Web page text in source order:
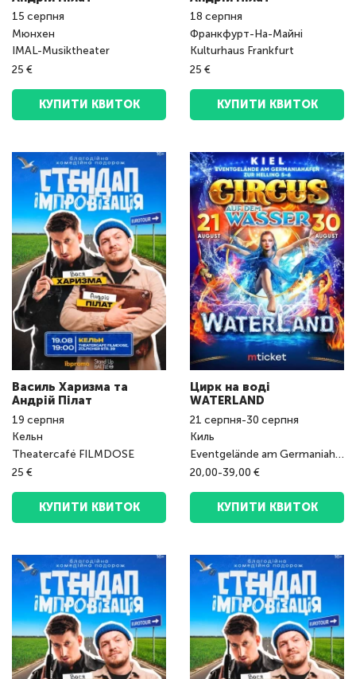
15 серпня
Мюнхен
IMAL-Musiktheater
25 €
КУПИТИ КВИТОК
18 серпня
Франкфурт-На-Майні
Kulturhaus Frankfurt
25 €
КУПИТИ КВИТОК
Василь Харизма та
Андрій Пілат
19 серпня
Кельн
Theatercafé FILMDOSE
25 €
КУПИТИ КВИТОК
Цирк на воді
WATERLAND
21 серпня-30 серпня
Киль
Eventgelände am Germaniahafen
20,00-39,00 €
КУПИТИ КВИТОК